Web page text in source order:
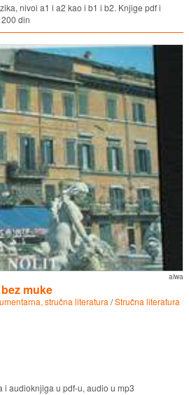
nivoi a1 i a2 kao i b1 i b2. Knjige pdf i
din
aiwa
muke
stručna literatura /Stručna literatura
i audioknjiga u pdf-u, audio u mp3